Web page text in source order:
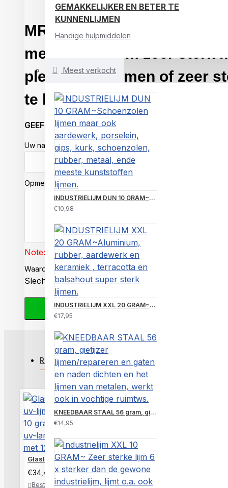
GEMAKKELIJKER EN BETER TE
KUNNENLIJMEN
Handige hulpmiddelen
Meest verkocht
INDUSTRIELIJM DUN 10 GRAM~Schoenzolen lijmen maar ook aardewerk, porselein, gips, kurk, schoenzolen, rubber, metaal, ende meeste kunststoffen lijmen.
€10,98
INDUSTRIELIJM XXL 20 GRAM~Aluminium, rubber, aardewerk en keramiek , terracotta en balsahout super sterk lijmen.
€17,95
KNEEDBAAR STAAL 56 gram, gietijzer lijmen/repareren en gaten en naden dichten en het lijmen van metalen, werkt ook in vochtige ruimtws.
€14,95
MR Glaslijm Extra 10 gram,
met 12 leds, om zeer sterk
plexiglas te lijmen of zeer
te lijmen.
Onzichtbaar en glashelder en enorm sterk
te lijmen maar ook om beresterk en
polycarbonaat te lijmen.
U hebt altijd uv-licht nodig bij het lijmen met
zonlicht, maar beter en sneller gaat het met
verkrigbaar in onze
Wat kun je er allemaal mee lijmen?
Het glashelder en bijzonder sterk lijmen van metaal op glas en
en polycarbonaat;
De gelijmde delen zullen na uitharding enorm sterk op elkaar
GEEF BEOORDELING
Uw naam:
Opmerking:
Note: HTML-code wordt niet vertaald!
Waardering:
Slecht Goed
RECENT BEKEKEN MEEST BEKEKEN
Glaslijm, uv-lijm Extra 10 gram plus uv-lampje met 12 leds
€34,45
BestellenVerlanglijst